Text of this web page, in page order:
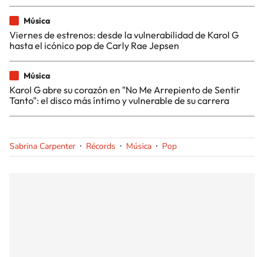
Música
Viernes de estrenos: desde la vulnerabilidad de Karol G
hasta el icónico pop de Carly Rae Jepsen
Música
Karol G abre su corazón en "No Me Arrepiento de Sentir
Tanto": el disco más íntimo y vulnerable de su carrera
Sabrina Carpenter Récords Música Pop